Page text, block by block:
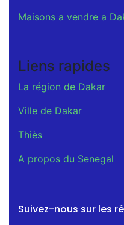
Maisons a vendre a
Liens rapides
La région de Dakar
Ville de Dakar
Thiès
A propos du Senegal
Suivez-nous sur les